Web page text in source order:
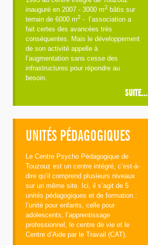
inauguré en 2007 - 3000 m2 bâtis sur
terrain de 6000 m2 - l’association a
fait certes des avancées très
conséquentes. Mais le développement
de son activité appelle à
l’augmentation sans cesse des
infrastructures pour répondre au
besoin.
SUITE...
UNITÉS PÉDAGOGIQUES
Le Centre Psycho Pédagogique de
Touzouz est un centre intégré, c’est-à-
dire qu’il comprend plusieurs niveaux
sur un même site. Ici, il s’agit de 5
unités pédagogiques et de formation :
l’unité pour enfants, celle pour
adolescents, l’apprentissage
professionnel, le centre de vie et le
Centre d’Aide par le Travail (CAT).